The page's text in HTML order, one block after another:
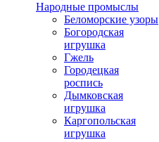
Народные промыслы
Беломорские узоры
Богородская
игрушка
Гжель
Городецкая
роспись
Дымковская
игрушка
Каргопольская
игрушка